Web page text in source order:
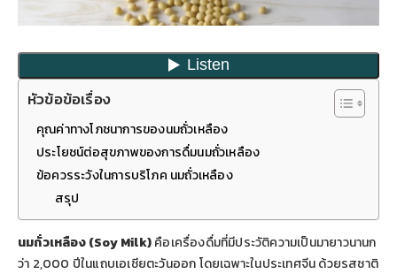
หัวข้อข้อเรื่อง
คุณค่าทางโภชนาการของนมถั่วเหลือง
ประโยชน์ต่อสุขภาพของการดื่มนมถั่วเหลือง
ข้อควรระวังในการบริโภค นมถั่วเหลือง
สรุป
นมถั่วเหลือง (Soy Milk)คือเครื่องดื่มที่มีประวัติความเป็นมายาวนานก
ว่า 2,000 ปีในแถบเอเชียตะวันออก โดยเฉพาะในประเทศจีน ด้วยรสชาติ